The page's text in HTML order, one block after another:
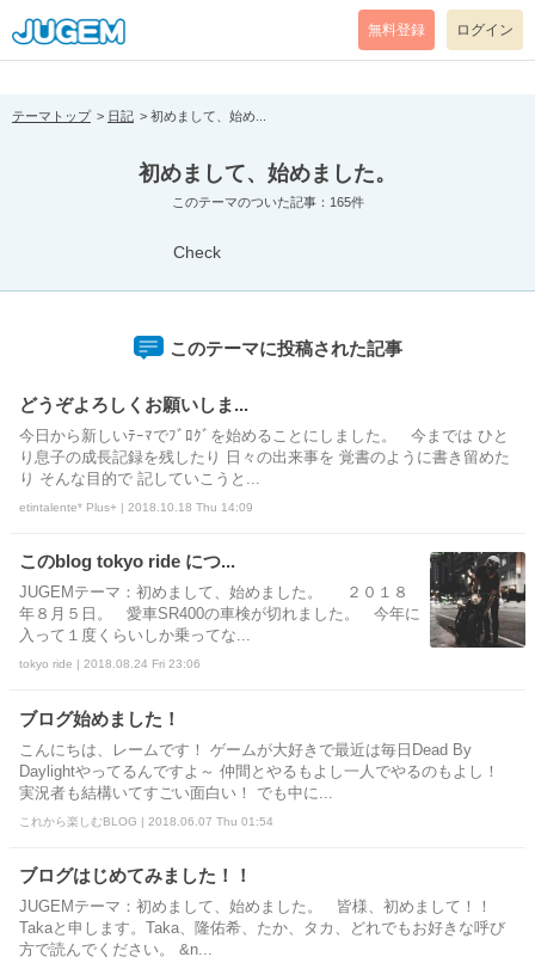
[pear_error: message="Success" code=0 mode=return level=notice
prefix="" info=""]
無料登録 ログイン
テーマトップ 日記 初めまして、始め...
初めまして、始めました。
このテーマのついた記事：165件
Check
このテーマに投稿された記事
どうぞよろしくお願いしま...
今日から新しいﾃｰﾏでﾌﾞﾛｸﾞを始めることにしました。 今までは ひと
り息子の成長記録を残したり 日々の出来事を 覚書のように書き留めた
り そんな目的で 記していこうと...
etintalente* Plus+ | 2018.10.18 Thu 14:09
このblog tokyo ride につ...
JUGEMテーマ：初めまして、始めました。 ２０１８
年８月５日。 愛車SR400の車検が切れました。 今年に
入って１度くらいしか乗ってな...
tokyo ride | 2018.08.24 Fri 23:06
ブログ始めました！
こんにちは、レームです！ ゲームが大好きで最近は毎日Dead By
Daylightやってるんですよ～ 仲間とやるもよし一人でやるのもよし！
実況者も結構いてすごい面白い！ でも中に...
これから楽しむBLOG | 2018.06.07 Thu 01:54
ブログはじめてみました！！
JUGEMテーマ：初めまして、始めました。 皆様、初めまして！！
Takaと申します。Taka、隆佑希、たか、タカ、どれでもお好きな呼び
方で読んでください。 &n...